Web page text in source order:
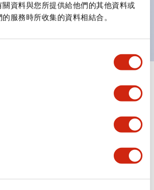
資料與您所提供給他們的其他資料或
服務時所收集的資料相結合。
且鮮明的照光面
更換為Φ22閃光輪廓型
顯示全部+